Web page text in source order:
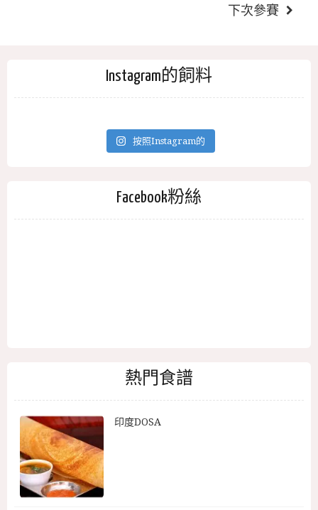
下次參賽
Instagram的飼料
按照Instagram的
Facebook粉絲
熱門食譜
印度DOSA